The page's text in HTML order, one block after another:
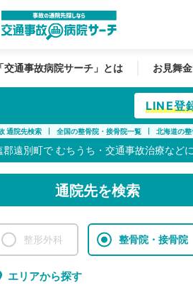
「交通事故病院サーチ」とは お見舞
LINE登
通院先検索 全国の整骨院・接骨院一覧 北海道の
郡遠別町で むちうち・交通事故治療など
通院先を検索
整形外科 整骨院・接骨院
エリアから探す